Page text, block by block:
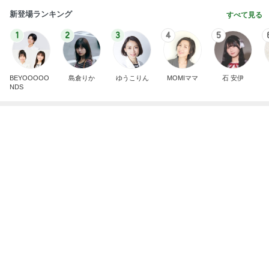
新登場ランキング すべて見る
1
BEYOOOOO
NDS
2
島倉りか
3
ゆうこりん
4
MOMIママ
5
石 安伊